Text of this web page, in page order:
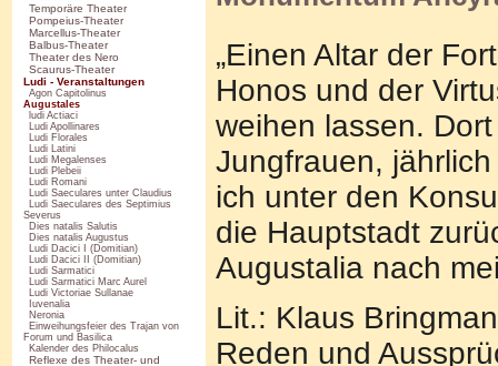
Temporäre Theater
Pompeius-Theater
Marcellus-Theater
Balbus-Theater
Theater des Nero
Scaurus-Theater
Ludi - Veranstaltungen
Agon Capitolinus
Augustales
ludi Actiaci
Ludi Apollinares
Ludi Florales
Ludi Latini
Ludi Megalenses
Ludi Plebeii
Ludi Romani
Ludi Saeculares unter Claudius
Ludi Saeculares des Septimius
Severus
Dies natalis Salutis
Dies natalis Augustus
Ludi Dacici I (Domitian)
Ludi Dacici II (Domitian)
Ludi Sarmatici
Ludi Sarmatici Marc Aurel
Ludi Victoriae Sullanae
Iuvenalia
Neronia
Einweihungsfeier des Trajan von
Forum und Basilica
Kalender des Philocalus
Reflexe des Theater- und
„Einen Altar der
Honos und der
weihen lassen.
Jungfrauen,
ich unter den
die Hauptstadt
Augustalia nach
Lit.: Klaus
Reden und